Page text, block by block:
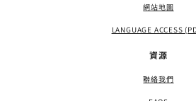
網站地圖
LANGUAGE ACCESS
資源
聯絡我們